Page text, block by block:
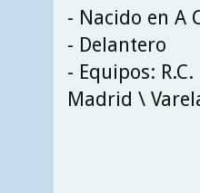
- Nacido en A
- Delantero
- Equipos:
Madrid \